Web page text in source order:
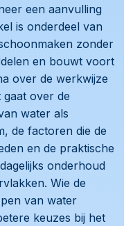
een aanvulling
is onderdeel van
zonder
en bouwt voort
over de werkwijze
over de
water als
de factoren die de
en de praktische
onderhoud
Wie de
van water
keuzes bij het